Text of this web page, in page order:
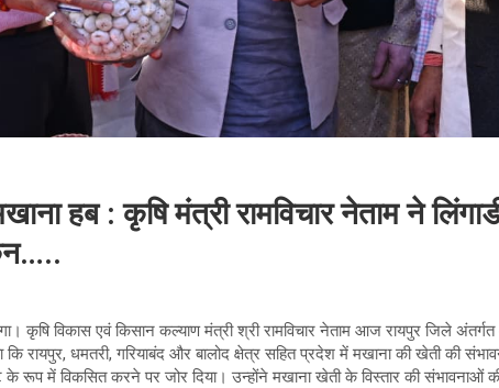
हब : कृषि मंत्री रामविचार नेताम ने
कृषि विकास एवं किसान कल्याण मंत्री श्री रामविचार नेताम आज रायपुर जिले
रायपुर, धमतरी, गरियाबंद और बालोद क्षेत्र सहित प्रदेश में मखाना की खेती की
के रूप में विकसित करने पर जोर दिया। उन्होंने मखाना खेती के विस्तार की